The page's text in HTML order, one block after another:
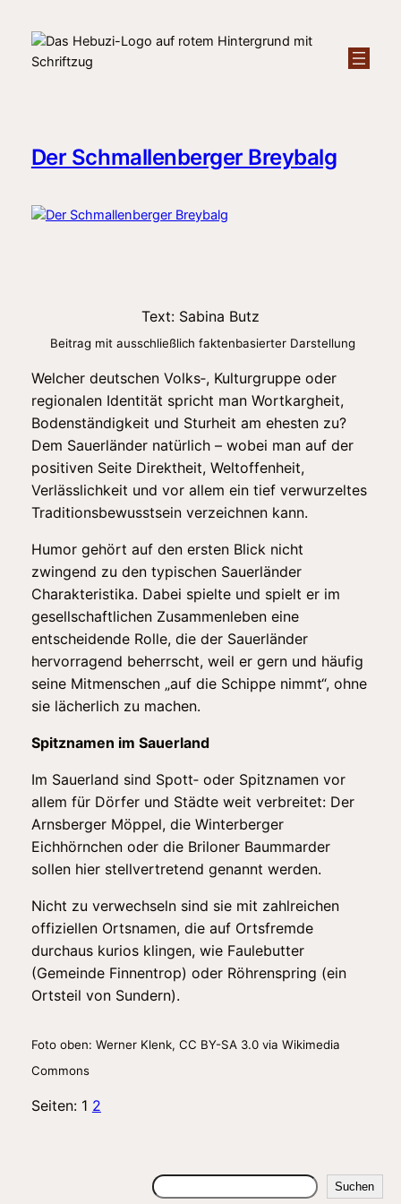
Inhalt
springen
Der Schmallenberger Breybalg
Text: Sabina Butz
Beitrag mit ausschließlich faktenbasierter Darstellung
Welcher deutschen Volks‑, Kulturgruppe oder
regionalen Identität spricht man Wortkargheit,
Bodenständigkeit und Sturheit am ehesten zu?
Dem Sauerländer natürlich – wobei man auf der
positiven Seite Direktheit, Weltoffenheit,
Verlässlichkeit und vor allem ein tief verwurzeltes
Traditionsbewusstsein verzeichnen kann.
Humor gehört auf den ersten Blick nicht
zwingend zu den typischen Sauerländer
Charakteristika. Dabei spielte und spielt er im
gesellschaftlichen Zusammenleben eine
entscheidende Rolle, die der Sauerländer
hervorragend beherrscht, weil er gern und häufig
seine Mitmenschen „auf die Schippe nimmt“, ohne
sie lächerlich zu machen.
Spitznamen im Sauerland
Im Sauerland sind Spott‑ oder Spitznamen vor
allem für Dörfer und Städte weit verbreitet: Der
Arnsberger Möppel, die Winterberger
Eichhörnchen oder die Briloner Baummarder
sollen hier stellvertretend genannt werden.
Nicht zu verwechseln sind sie mit zahlreichen
offiziellen Ortsnamen, die auf Ortsfremde
durchaus kurios klingen, wie Faulebutter
(Gemeinde Finnentrop) oder Röhrenspring (ein
Ortsteil von Sundern).
Foto oben: Werner Klenk, CC BY-SA 3.0 via Wikimedia
Commons
Seiten: 1 2
Suchen